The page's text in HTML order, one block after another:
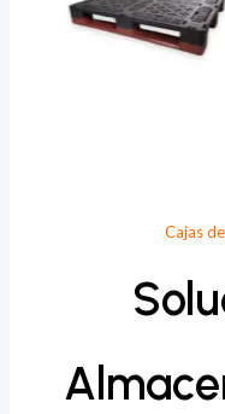
Cajas